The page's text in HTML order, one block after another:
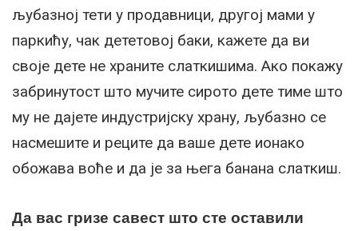
љубазној тети у продавници, другој мами у
паркићу, чак дететовој баки, кажете да ви
своје дете не храните слаткишима. Ако покажу
забринутост што мучите сирото дете тиме што
му не дајете индустријску храну, љубазно се
насмешите и реците да ваше дете ионако
обожава воће и да је за њега банана слаткиш.
Да вас гризе савест што сте оставили